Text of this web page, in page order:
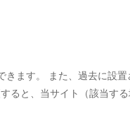
ます。 また、過去に設
と、当サイト（該当す